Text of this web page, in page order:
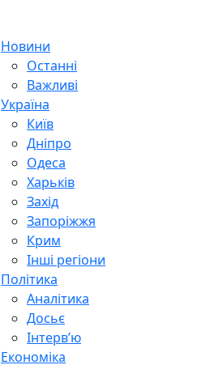
Новини
Останні
Важливі
Україна
Київ
Дніпро
Одеса
Харьків
Захід
Запоріжжя
Крим
Інші регіони
Політика
Аналітика
Досьє
Інтерв’ю
Економіка